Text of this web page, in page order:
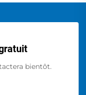
bientôt.